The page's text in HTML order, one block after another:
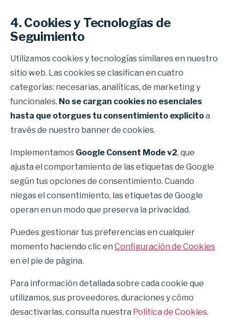
4. Cookies y Tecnologías de
Seguimiento
Utilizamos cookies y tecnologías similares en nuestro
sitio web. Las cookies se clasifican en cuatro
categorías: necesarias, analíticas, de marketing y
funcionales. No se cargan cookies no esenciales
hasta que otorgues tu consentimiento explícitoa
través de nuestro banner de cookies.
Implementamos Google Consent Mode v2, que
ajusta el comportamiento de las etiquetas de Google
según tus opciones de consentimiento. Cuando
niegas el consentimiento, las etiquetas de Google
operan en un modo que preserva la privacidad.
Puedes gestionar tus preferencias en cualquier
momento haciendo clic en Configuración de Cookies
en el pie de página.
Para información detallada sobre cada cookie que
utilizamos, sus proveedores, duraciones y cómo
desactivarlas, consulta nuestra Política de Cookies.